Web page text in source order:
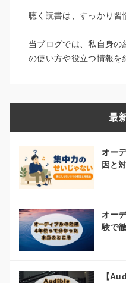
聴く読書は、すっかり習
当ブログでは、私自身の
の使い方や役立つ情報を
最
オー
因と
オー
験で
【